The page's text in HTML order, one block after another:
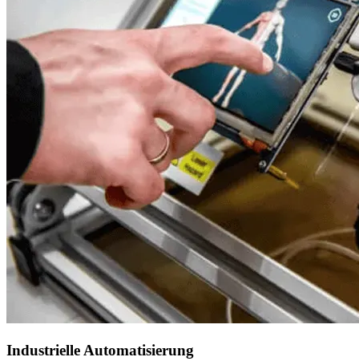
Industrielle Automatisierung